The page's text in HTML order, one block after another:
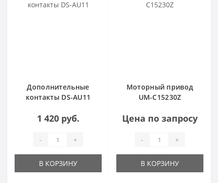
Дополнительные
контакты DS-AU11
1 420 руб.
- +
В КОРЗИНУ
Моторный привод
UM-C15230Z
Цена по запросу
- +
В КОРЗИНУ